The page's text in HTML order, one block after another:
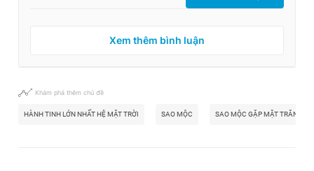
Xem thêm bình luận
Khám phá thêm chủ đề
HÀNH TINH LỚN NHẤT HỆ MẶT TRỜI SAO MỘC SAO MỘC GẶP MẶT TRĂNG